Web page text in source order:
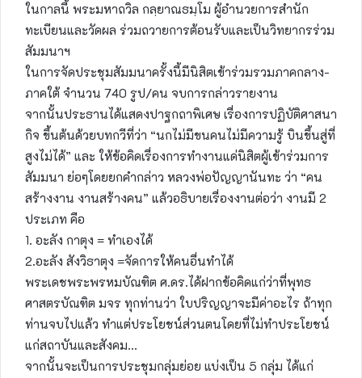
ในกาลนี้ พระมหาถวิล กลฺยาณธมฺโม ผู้อำนวยการสำนัก
ทะเบียนและวัดผล ร่วมถวายการต้อนรับและเป็นวิทยากรร่วม
สัมมนาฯ
ในการจัดประชุมสัมมนาครั้งนี้มีนิสิตเข้าร่วมรวมภาคกลาง-
ภาคใต้ จำนวน 740 รูป/คน จบการกล่าวรายงาน
จากนั้นประธานได้แสดงปาฐกถาพิเศษ เรื่องการปฏิบัติศาสนา
กิจ ขึ้นต้นด้วยบทกวีที่ว่า “นกไม่มีขนคนไม่มีความรู้ บินขึ้นสู่ที่
สูงไม่ได้” และ ให้ข้อคิดเรื่องการทำงานแด่นิสิตผู้เข้าร่วมการ
สัมมนา ย่อๆโดยยกคำกล่าว หลวงพ่อปัญญานันทะ ว่า “คน
สร้างงาน งานสร้างคน” แล้วอธิบายเรื่องงานต่อว่า งานมี 2
ประเภท คือ
1. อะลัง กาตุง = ทำเองได้
2.อะลัง สังวิธาตุง =จัดการให้คนอื่นทำได้
พระเดชพระพรหมบัณฑิต ศ.ดร.ได้ฝากข้อคิดแก่ว่าที่พุทธ
ศาสตรบัณฑิต มจร ทุกท่านว่า ใบปริญญาจะมีค่าอะไร ถ้าทุก
ท่านจบไปแล้ว ทำแต่ประโยชน์ส่วนตนโดยที่ไม่ทำประโยชน์
แก่สถาบันและสังคม…
จากนั้นจะเป็นการประชุมกลุ่มย่อย แบ่งเป็น 5 กลุ่ม ได้แก่